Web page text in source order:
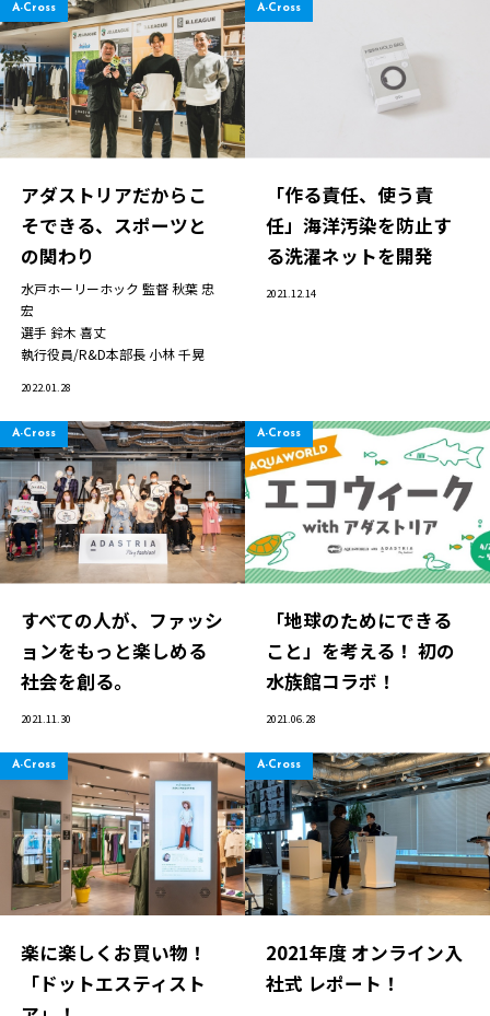
ニュース
企業情報
IR情報
サステナビリティ
グループ企業
採用情報
Play fashion!
アダストリアだからこ
そできる、スポーツと
の関わり
A-Cross
水戸ホーリーホック 監督秋葉 忠
宏
選手 鈴木 喜丈
執行役員/R&D本部長 小林 千晃
2022.01.28
「作る責任、使う責
任」海洋汚染を防止す
る洗濯ネットを開発
A-Cross
2021.12.14
すべての人が、ファッシ
ョンをもっと楽しめる
社会を創る。
A-Cross
2021.11.30
「地球のためにできる
こと」を考える！ 初の
水族館コラボ！
A-Cross
2021.06.28
楽に楽しくお買い物！
「ドットエスティスト
A-Cross
2021年度 オンライン入
社式 レポート！
A-Cross